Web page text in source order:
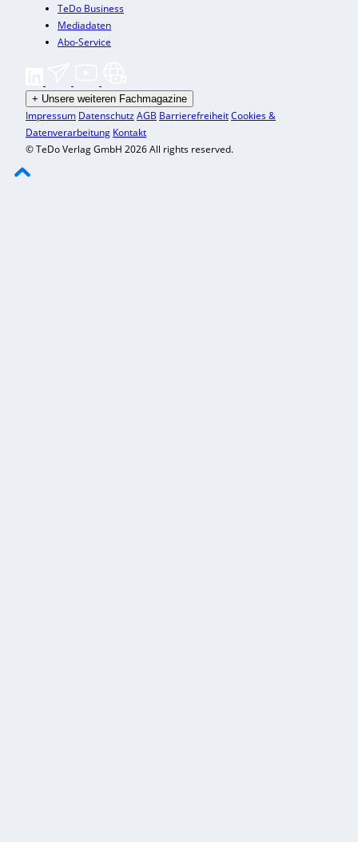
TeDo Business
Mediadaten
Abo-Service
+ Unsere weiteren Fachmagazine
Impressum DatenschutzAGB BarrierefreiheitCookies &
Datenverarbeitung Kontakt
© TeDo Verlag GmbH 2026 All rights reserved.